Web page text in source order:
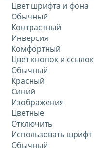
Цвет шрифта и фона
Обычный
Контрастный
Инверсия
Комфортный
Цвет кнопок и ссылок
Обычный
Красный
Синий
Изображения
Цветные
Отключить
Использовать шрифт
Обычный